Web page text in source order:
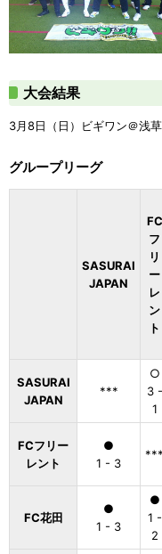
大会結果
3月8日（日）ビギワン＠浅
グループリーグ
SASURAI
JAPAN
FC
フ
リ
ー
レ
ン
ト
SASURAI
JAPAN
***
○
3 -
1
FCフリー
レント
●
1 - 3
***
FC花田
●
1 - 3
●
1 -
2